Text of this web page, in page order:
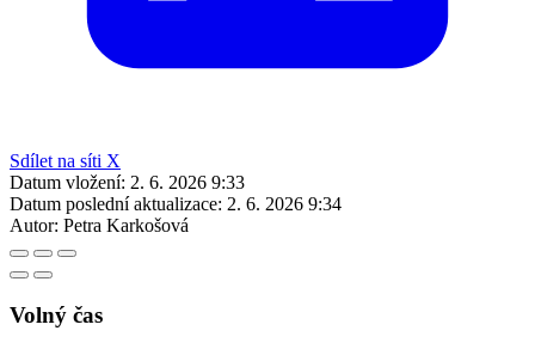
Sdílet na síti X
Datum vložení: 2. 6. 2026 9:33
Datum poslední aktualizace: 2. 6. 2026 9:34
Autor: Petra Karkošová
Volný čas